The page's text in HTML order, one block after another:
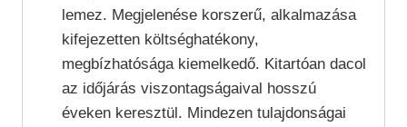
lemez. Megjelenése korszerű, alkalmazása
kifejezetten költséghatékony,
megbízhatósága kiemelkedő. Kitartóan dacol
az időjárás viszontagságaival hosszú
éveken keresztül. Mindezen tulajdonságai